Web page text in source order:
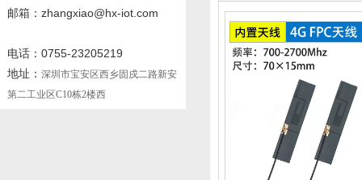
邮箱：zhangxiao@hx-iot.com
电话：0755-23205219
地址： 深圳市宝安区西乡固戍二路新安
第二工业区C10栋2楼西